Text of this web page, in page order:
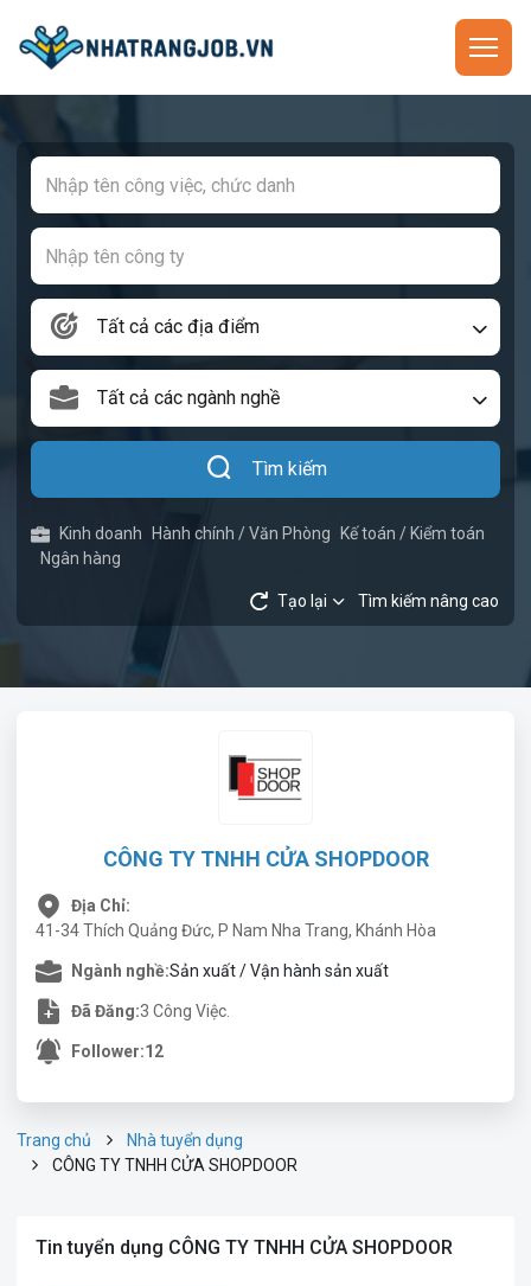
Tất cả các địa điểm
Tất cả các ngành nghề
Tìm kiếm
Kinh doanh Hành chính / Văn Phòng
Kế toán / Kiểm toán
Ngân hàng
Tạo lại Tìm kiếm nâng cao
CÔNG TY TNHH CỬA SHOPDOOR
Địa Chỉ:
41-34 Thích Quảng Đức, P Nam Nha Trang, Khánh Hòa
Ngành nghề:Sản xuất / Vận hành sản xuất
Đã Đăng:3 Công Việc.
Follower:12
Trang chủ
Nhà tuyển dụng
CÔNG TY TNHH CỬA SHOPDOOR
Tin tuyển dụng CÔNG TY TNHH CỬA SHOPDOOR